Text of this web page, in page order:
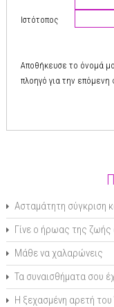
Ιστότοπος
Αποθήκευσε το όνομά
πλοηγό για την
Ασταμάτητη σύγκριση
Γίνε ο ήρωας της ζωής
Μάθε να χαλαρώνεις
Τα συναισθήματα σου
Η ξεχασμένη αρετή